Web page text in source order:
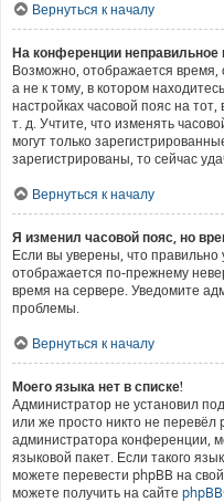
Вернуться к началу
На конференции неправильное
Возможно, отображается время,
а не к тому, в котором
настройках часовой пояс на
т. д. Учтите, что изменять
могут только
зарегистрированы, то сейчас
Вернуться к началу
Я изменил часовой пояс, но
Если вы уверены, что правильно
отображается по-прежнему
время на сервере. Уведомите
проблемы.
Вернуться к началу
Моего языка нет в списке!
Администратор не установил
или же просто никто не
администратора конференции,
языковой пакет. Если такого
можете перевести phpBB на
можете получить на сайте phpBB